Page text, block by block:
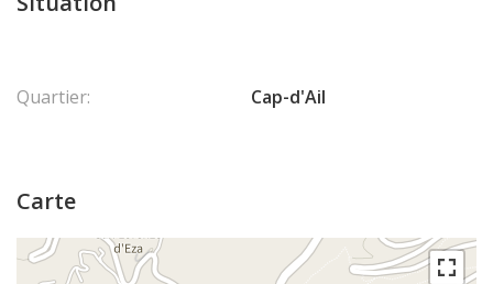
Quartier: Cap-d'Ail
Carte